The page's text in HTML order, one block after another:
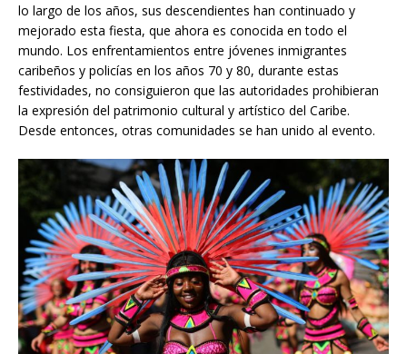
lo largo de los años, sus descendientes han continuado y
mejorado esta fiesta, que ahora es conocida en todo el
mundo. Los enfrentamientos entre jóvenes inmigrantes
caribeños y policías en los años 70 y 80, durante estas
festividades, no consiguieron que las autoridades prohibieran
la expresión del patrimonio cultural y artístico del Caribe.
Desde entonces, otras comunidades se han unido al evento.